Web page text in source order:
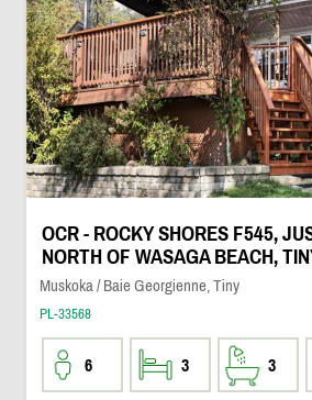
OCR - ROCKY SHORES F545,
NORTH OF WASAGA BEACH,
Muskoka / Baie Georgienne, Tiny
PL-33568
6 3 3